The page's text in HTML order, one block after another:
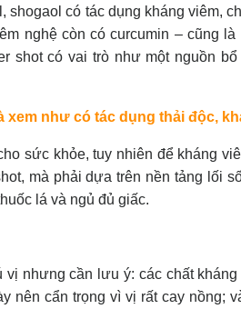
có tác dụng kháng viêm,
nghệ còn có curcumin – cũng
shot có vai trò như một nguồn
xem như có tác dụng thải độc,
sức khỏe, tuy nhiên để kháng
mà phải dựa trên nền tảng lối
lá và ngủ đủ giấc.
vị nhưng cần lưu ý: các chất
nên cẩn trọng vì vị rất cay nồng;